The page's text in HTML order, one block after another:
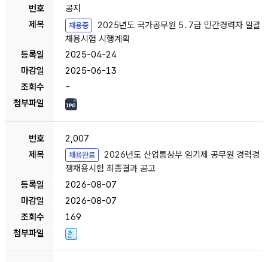
공지
채용중
2025년도 국가공무원 5․7급 민간경력자 일괄
채용시험 시행계획
2025-04-24
2025-06-13
-
2,007
채용완료
2026년도 산업통상부 임기제 공무원 경력경
쟁채용시험 최종결과 공고
2026-08-07
2026-08-07
169